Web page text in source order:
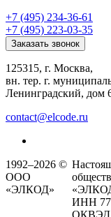
+7 (495) 234-36-61
+7 (495) 223-03-35
Заказать звонок
125315, г. Москва,
вн. тер. г.
Ленинградский, дом
contact@elcode.ru
1992–2026 ©
ООО
«ЭЛКОД»
ИНН
ОКВЭД